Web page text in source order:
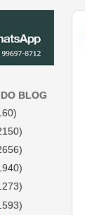
BLOG